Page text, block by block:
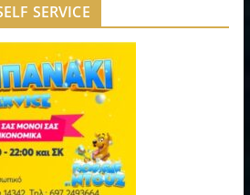
SERVICE